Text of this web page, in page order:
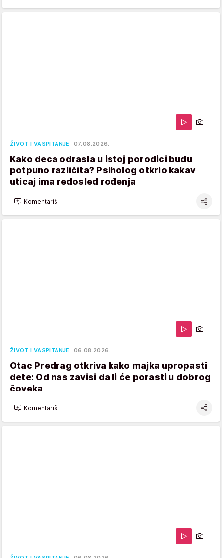
ŽIVOT I VASPITANJE 07.08.2026.
Kako deca odrasla u istoj porodici budu
potpuno različita? Psiholog otkrio kakav
uticaj ima redosled rođenja
Komentariši
ŽIVOT I VASPITANJE 06.08.2026.
Otac Predrag otkriva kako majka upropasti
dete: Od nas zavisi da li će porasti u dobrog
čoveka
Komentariši